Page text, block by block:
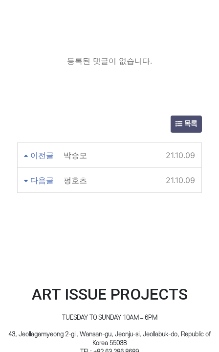
등록된 댓글이 없습니다.
목록
이전글 박승모 21.10.09
다음글 펑호츠 21.10.09
ART ISSUE PROJECTS
TUESDAY TO SUNDAY 10AM – 6PM
43, Jeollagamyeong 2-gil, Wansan-gu, Jeonju-si, Jeollabuk-do, Republic of
Korea 55038